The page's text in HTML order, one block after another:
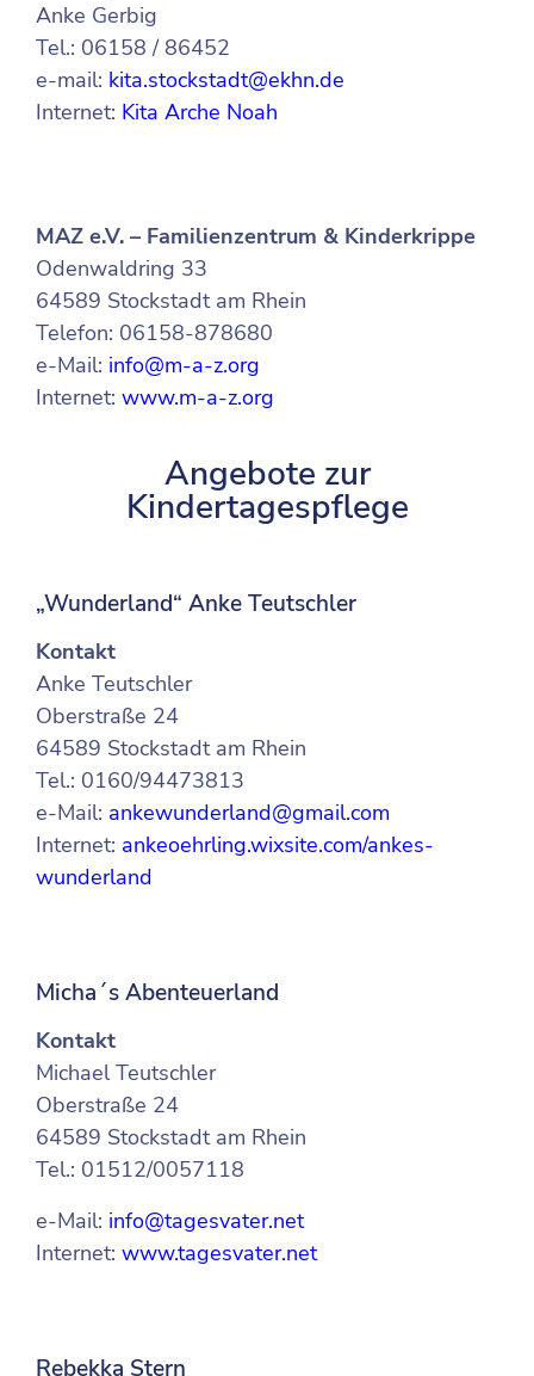
Anke Gerbig
Tel.: 06158 / 86452
e-mail: kita.stockstadt@ekhn.de
Internet: Kita Arche Noah
MAZ e.V. – Familienzentrum & Kinderkrippe
Odenwaldring 33
64589 Stockstadt am Rhein
Telefon: 06158-878680
e-Mail: info@m-a-z.org
Internet: www.m-a-z.org
Angebote zur
Kindertagespflege
„Wunderland“ Anke Teutschler
Kontakt
Anke Teutschler
Oberstraße 24
64589 Stockstadt am Rhein
Tel.: 0160/94473813
e-Mail: ankewunderland@gmail.com
Internet: ankeoehrling.wixsite.com/ankes-
wunderland
Micha´s Abenteuerland
Kontakt
Michael Teutschler
Oberstraße 24
64589 Stockstadt am Rhein
Tel.: 01512/0057118
e-Mail: info@tagesvater.net
Internet: www.tagesvater.net
Rebekka Stern